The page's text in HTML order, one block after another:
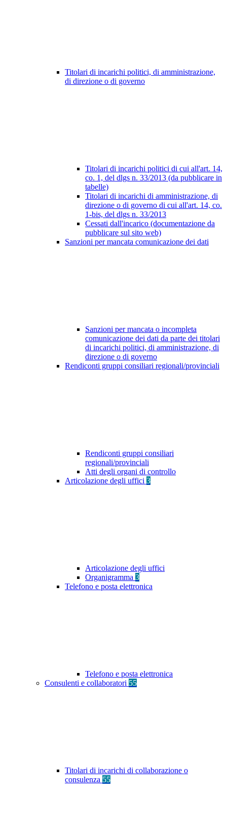
Titolari di incarichi politici, di amministrazione,
di direzione o di governo
Titolari di incarichi politici di cui all'art. 14,
co. 1, del dlgs n. 33/2013 (da pubblicare in
tabelle)
Titolari di incarichi di amministrazione, di
direzione o di governo di cui all'art. 14, co.
1-bis, del dlgs n. 33/2013
Cessati dall'incarico (documentazione da
pubblicare sul sito web)
Sanzioni per mancata comunicazione dei dati
Sanzioni per mancata o incompleta
comunicazione dei dati da parte dei titolari
di incarichi politici, di amministrazione, di
direzione o di governo
Rendiconti gruppi consiliari regionali/provinciali
Rendiconti gruppi consiliari
regionali/provinciali
Atti degli organi di controllo
Articolazione degli uffici 3
Articolazione degli uffici
Organigramma 3
Telefono e posta elettronica
Telefono e posta elettronica
Consulenti e collaboratori 55
Titolari di incarichi di collaborazione o
consulenza 55